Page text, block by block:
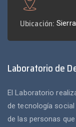
Ubicación:
Laboratorio de
El Laboratorio
de tecnología
de las personas